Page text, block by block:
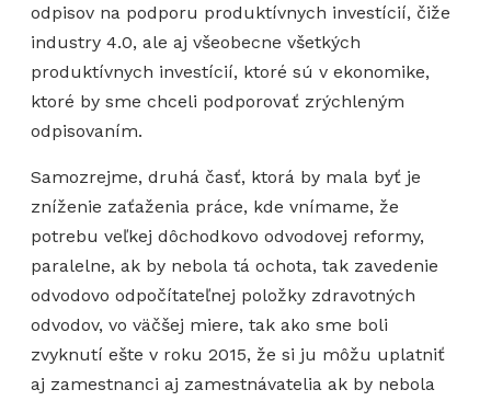
odpisov na podporu produktívnych investícií, čiže
industry 4.0, ale aj všeobecne všetkých
produktívnych investícií, ktoré sú v ekonomike,
ktoré by sme chceli podporovať zrýchleným
odpisovaním.
Samozrejme, druhá časť, ktorá by mala byť je
zníženie zaťaženia práce, kde vnímame, že
potrebu veľkej dôchodkovo odvodovej reformy,
paralelne, ak by nebola tá ochota, tak zavedenie
odvodovo odpočítateľnej položky zdravotných
odvodov, vo väčšej miere, tak ako sme boli
zvyknutí ešte v roku 2015, že si ju môžu uplatniť
aj zamestnanci aj zamestnávatelia ak by nebola